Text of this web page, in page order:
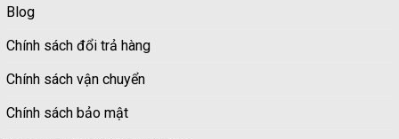
Blog
Chính sách đổi trả hàng
Chính sách vận chuyển
Chính sách bảo mật